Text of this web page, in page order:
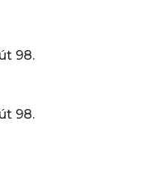
98.
98.